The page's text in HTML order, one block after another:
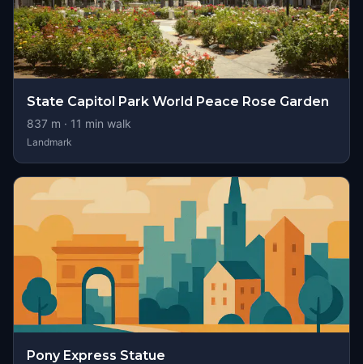
State Capitol Park World Peace Rose Garden
837 m · 11 min walk
Landmark
Pony Express Statue